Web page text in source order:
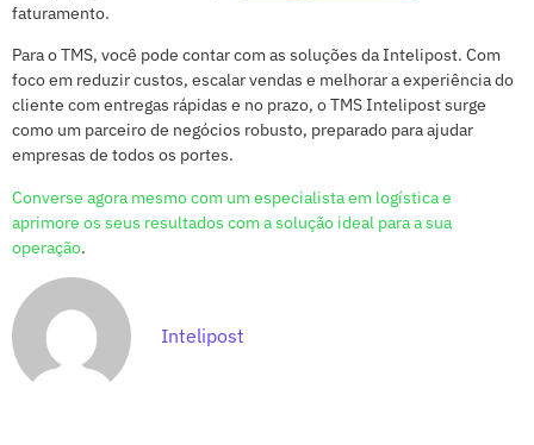
faturamento.
Para o TMS, você pode contar com as soluções da Intelipost. Com
foco em reduzir custos, escalar vendas e melhorar a experiência do
cliente com entregas rápidas e no prazo, o TMS Intelipost surge
como um parceiro de negócios robusto, preparado para ajudar
empresas de todos os portes.
Converse agora mesmo com um especialista em logística e
aprimore os seus resultados com a solução ideal para a sua
operação.
Intelipost